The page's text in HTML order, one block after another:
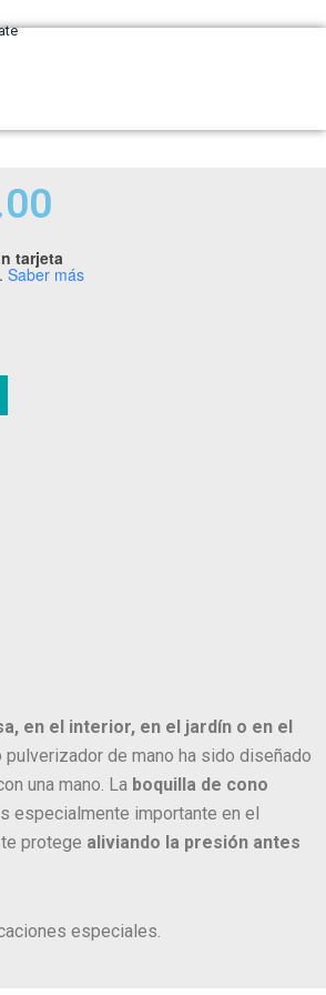
tarjeta
Saber más
en el interior, en el jardín o en el
de mano ha sido diseñado
una mano. La boquilla de cono
especialmente importante en el
protege aliviando la presión antes
especiales.